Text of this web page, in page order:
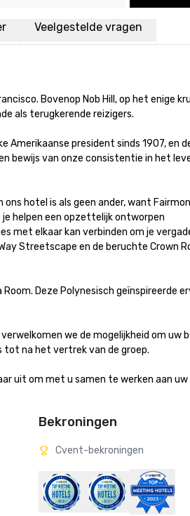
Veelgestelde vragen
Bovenop Nob Hill, op het enige
als terugkerende reizigers.
Amerikaanse president sinds 1907, en
bewijs van onze consistentie in het
hotel is als geen ander, want
helpen een opzettelijk ontworpen
met elkaar kan verbinden om je
Streetscape en de beruchte Crown
Deze Polynesisch geïnspireerde
we de mogelijkheid om uw
tot na het vertrek van de groep.
uit om met u samen te werken aan
Bekroningen
Cvent-bekroningen